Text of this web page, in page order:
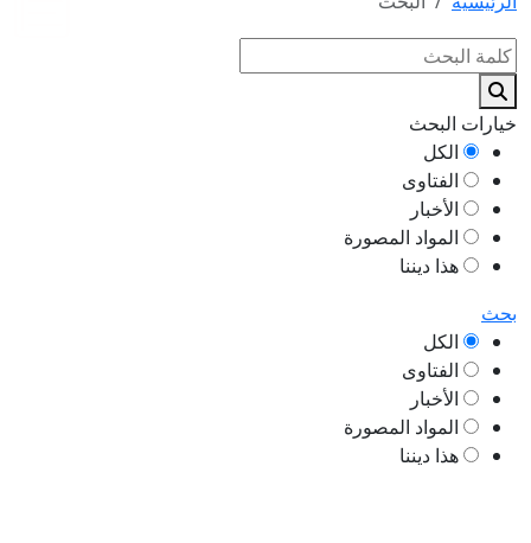
خيارات البحث
الكل
الفتاوى
الأخبار
المواد المصورة
هذا ديننا
بحث
الكل
الفتاوى
الأخبار
المواد المصورة
هذا ديننا